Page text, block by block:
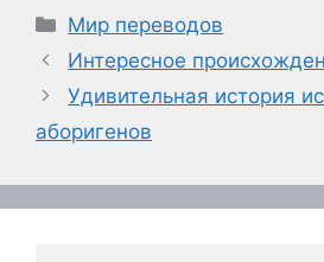
Рубрики
Мир переводов
Интересное
Удивительная история
аборигенов